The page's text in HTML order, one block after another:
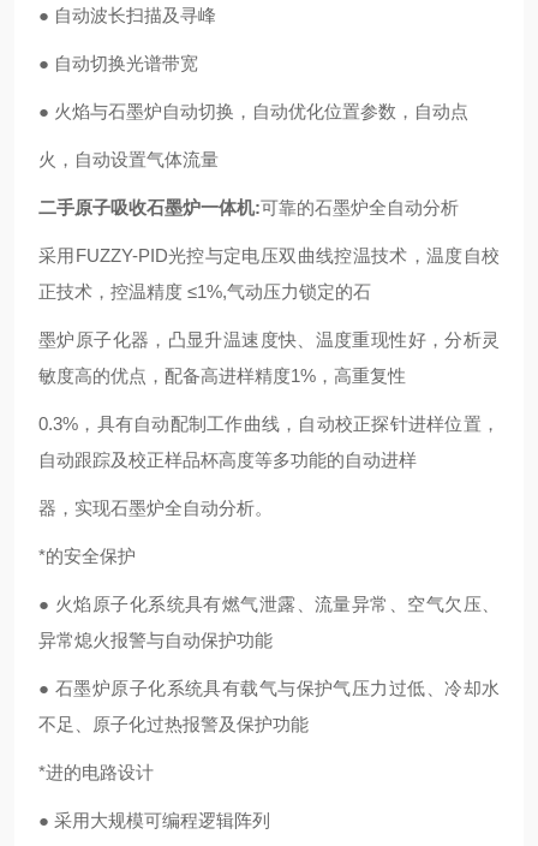
● 自动波长扫描及寻峰
● 自动切换光谱带宽
● 火焰与石墨炉自动切换，自动优化位置参数，自动点
火，自动设置气体流量
二手原子吸收石墨炉一体机:可靠的石墨炉全自动分析
采用FUZZY-PID光控与定电压双曲线控温技术，温度自校
正技术，控温精度 ≤1%,气动压力锁定的石
墨炉原子化器，凸显升温速度快、温度重现性好，分析灵
敏度高的优点，配备高进样精度1%，高重复性
0.3%，具有自动配制工作曲线，自动校正探针进样位置，
自动跟踪及校正样品杯高度等多功能的自动进样
器，实现石墨炉全自动分析。
*的安全保护
● 火焰原子化系统具有燃气泄露、流量异常、空气欠压、
异常熄火报警与自动保护功能
● 石墨炉原子化系统具有载气与保护气压力过低、冷却水
不足、原子化过热报警及保护功能
*进的电路设计
● 采用大规模可编程逻辑阵列